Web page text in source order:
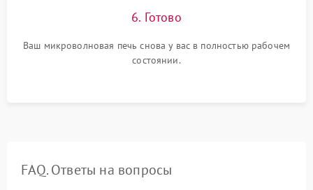
6. Готово
Ваш микроволновая печь снова у вас в полностью рабочем
состоянии.
FAQ. Ответы на вопросы